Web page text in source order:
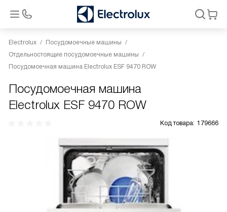
Electrolux
Посудомоечные машины
Отдельностоящие посудомоечные машины
Посудомоечная машина Electrolux ESF 9470 ROW
Посудомоечная машина
Electrolux ESF 9470 ROW
Код товара: 179666